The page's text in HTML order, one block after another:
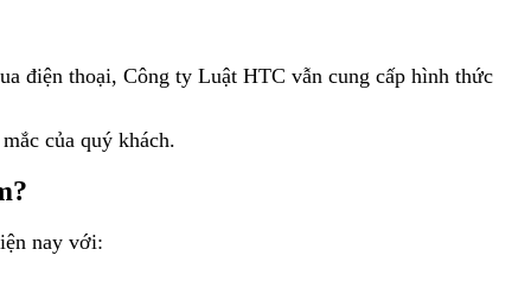
điện thoại, Công ty Luật HTC vẫn cung cấp hình thức
của quý khách.
nay với: